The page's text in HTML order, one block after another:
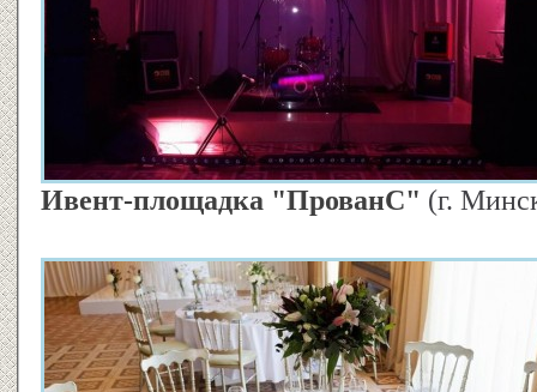
Ивент-площадка "ПрованС" (г.